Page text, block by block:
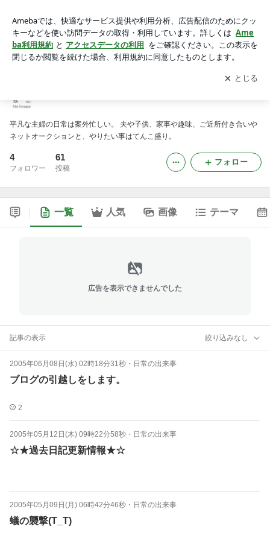
アプリをダウンロードして ブログの更新通知
を受け取りまし
ょう。
開く
平凡な主婦の日常は案外忙しい。 夫や子供、家事や趣味、ご近所付き合いや
ネットオークションと、やりたい事はてんこ盛り。
4
フォロワー
61
投稿
フォロー
一覧 人気 画像 テーマ
広告を表示できませんでした
記事の表示 絞り込みなし
2005年06月08日(水) 02時18分31秒 ・ 日常の出来事
ブログの引越しをします。
2
2005年05月12日(木) 09時22分58秒 ・ 日常の出来事
☆★過去日記更新情報★☆
2005年05月09日(月) 06時42分46秒 ・ 日常の出来事
蟻の襲撃(T_T)